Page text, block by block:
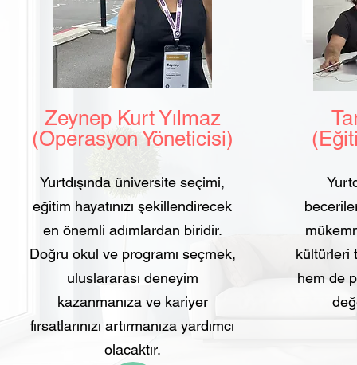
Zeynep Kurt Yılmaz
(Operasyon Yöneticisi)
Yurtdışında üniversite seçimi,
eğitim hayatınızı şekillendirecek
en önemli adımlardan biridir.
Doğru okul ve programı seçmek,
uluslararası deneyim
kazanmanıza ve kariyer
fırsatlarınızı artırmanıza yardımcı
olacaktır.
kültürleri
hem de